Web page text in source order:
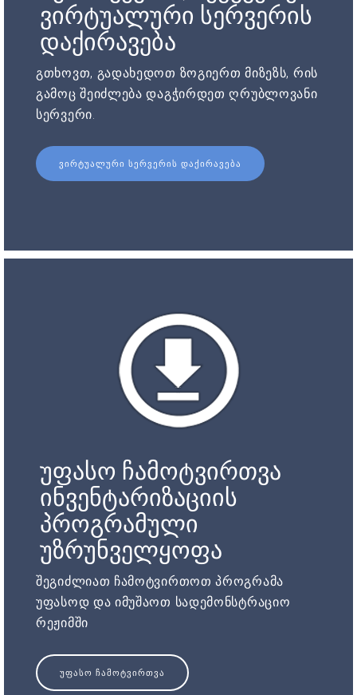
ვირტუალური სერვერის
დაქირავება
გთხოვთ, გადახედოთ ზოგიერთ მიზეზს, რის
გამოც შეიძლება დაგჭირდეთ ღრუბლოვანი
სერვერი.
ᲕᲘᲠᲢᲣᲐᲚᲣᲠᲘ ᲡᲔᲠᲕᲔᲠᲘᲡ ᲓᲐᲥᲘᲠᲐᲕᲔᲑᲐ
უფასო ჩამოტვირთვა
ინვენტარიზაციის
პროგრამული
უზრუნველყოფა
შეგიძლიათ ჩამოტვირთოთ პროგრამა
უფასოდ და იმუშაოთ სადემონსტრაციო
რეჟიმში
ᲣᲤᲐᲡᲝ ᲩᲐᲛᲝᲢᲕᲘᲠᲗᲕᲐ